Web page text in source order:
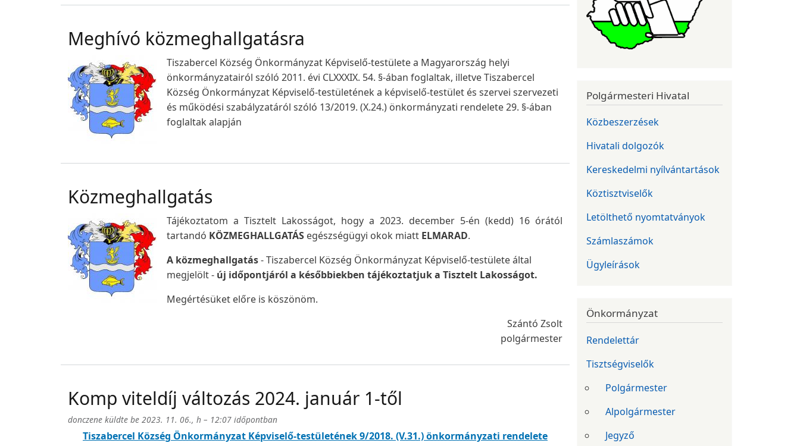
Meghívó közmeghallgatásra
Tiszabercel Község Önkormányzat Képviselő-testülete a Magyarország helyi
önkormányzatairól szóló 2011. évi CLXXXIX. 54. §-ában foglaltak, illetve Tiszabercel
Község Önkormányzat Képviselő-testületének a képviselő-testület és szervei szervezeti
és működési szabályzatáról szóló 13/2019. (X.24.) önkormányzati rendelete 29. §-ában
foglaltak alapján
Közmeghallgatás
Tájékoztatom a Tisztelt Lakosságot, hogy a 2023. december 5-én (kedd) 16 órától
tartandó KÖZMEGHALLGATÁS egészségügyi okok miatt ELMARAD.
A közmeghallgatás- Tiszabercel Község Önkormányzat Képviselő-testülete által
megjelölt - új időpontjáról a későbbiekben tájékoztatjuk a Tisztelt Lakosságot.
Megértésüket előre is köszönöm.
Szántó Zsolt
polgármester
Komp viteldíj változás 2024. január 1-től
donczene küldte be 2023. 11. 06., h – 12:07 időpontban
Tiszabercel Község Önkormányzat Képviselő-testületének 9/2018. (V.31.) önkormányzati rendelete
Polgármesteri Hivatal
Közbeszerzések
Hivatali dolgozók
Kereskedelmi nyílvántartások
Köztisztviselők
Letölthető nyomtatványok
Számlaszámok
Ügyleírások
Önkormányzat
Rendelettár
Tisztségviselők
Polgármester
Alpolgármester
Jegyző